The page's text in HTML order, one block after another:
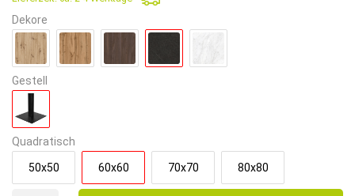
Dekore
Gestell
Quadratisch
50x50 60x60 70x70 80x80